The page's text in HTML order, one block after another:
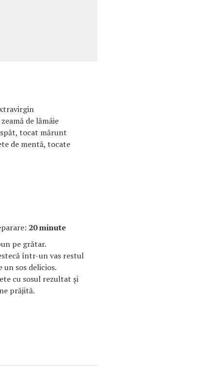
de lămâie
tocat mărunt
de mentă, tocate
20 minute
pe grătar.
într-un vas restul
sos delicios.
cu sosul rezultat şi
prăjită.